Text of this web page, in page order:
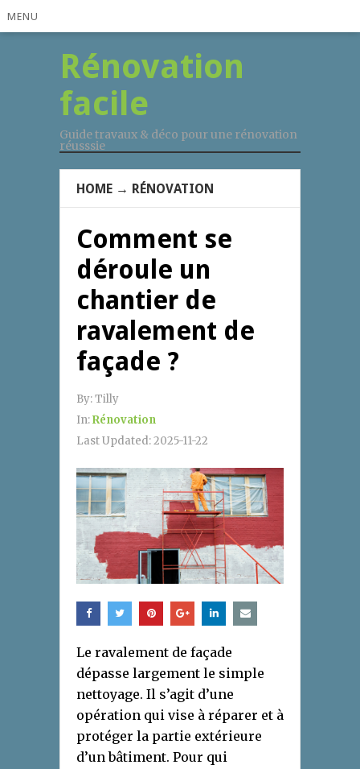
MENU
Rénovation
facile
Guide travaux & déco pour une rénovation
réusssie
HOME → RÉNOVATION
Comment se
déroule un
chantier de
ravalement de
façade ?
By:Tilly
In:Rénovation
Last Updated:2025-11-22
Le ravalement de façade
dépasse largement le simple
nettoyage. Il s’agit d’une
opération qui vise à réparer et à
protéger la partie extérieure
d’un bâtiment. Pour qui